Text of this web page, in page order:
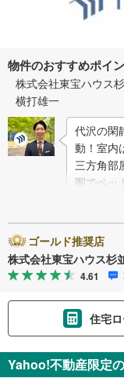
物件のおすすめポイ
株式会社東宝ハウス
横打雄一
代沢の閑
動！室内
三方角部
圏でペッ
線「池
ゴールド推奨店
株式会社東宝ハウス杉
4.61
住宅
Yahoo!不動産限定